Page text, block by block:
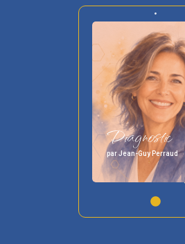
Diagnostic
par Jean-Guy Perraud